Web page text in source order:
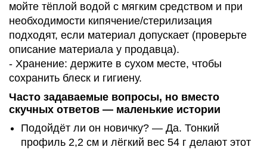
мойте тёплой водой с мягким средством и при
необходимости кипячение/стерилизация
подходят, если материал допускает (проверьте
описание материала у продавца).
- Хранение: держите в сухом месте, чтобы
сохранить блеск и гигиену.
Часто задаваемые вопросы, но вместо
скучных ответов — маленькие истории
Подойдёт ли он новичку? — Да. Тонкий
профиль 2,2 см и лёгкий вес 54 г делают этот